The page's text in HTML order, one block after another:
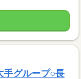
グループ○長